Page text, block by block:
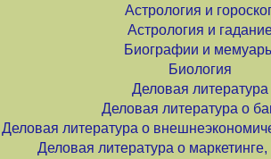
Астрология и
Астрология и
Биографии и
Биология
Деловая литература
Деловая литература о
Деловая литература о
Деловая литература о